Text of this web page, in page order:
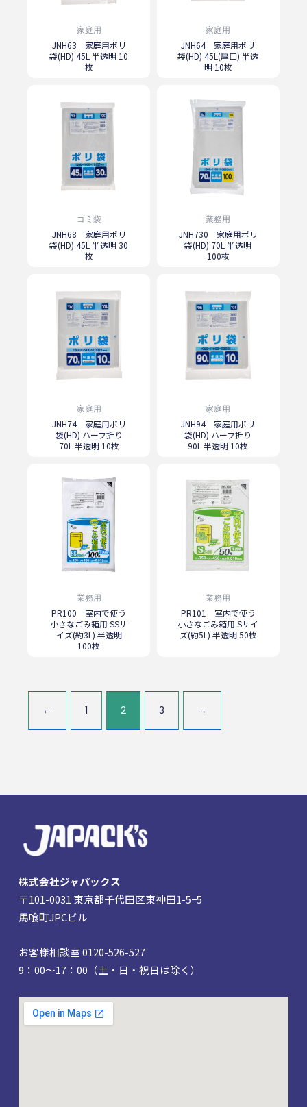
家庭用
JNH63 家庭用ポリ
袋(HD) 45L 半透明 10
枚
家庭用
JNH64 家庭用ポリ
袋(HD) 45L(厚口) 半透
明 10枚
ゴミ袋
JNH68 家庭用ポリ
袋(HD) 45L 半透明 30
枚
業務用
JNH730 家庭用ポリ
袋(HD) 70L 半透明
100枚
家庭用
JNH74 家庭用ポリ
袋(HD) ハーフ折り
70L 半透明 10枚
家庭用
JNH94 家庭用ポリ
袋(HD) ハーフ折り
90L 半透明 10枚
業務用
PR100 室内で使う
小さなごみ箱用 SSサ
イズ(約3L) 半透明
100枚
業務用
PR101 室内で使う
小さなごみ箱用 Sサイ
ズ(約5L) 半透明 50枚
← 1 2 3 →
株式会社ジャパックス
〒101-0031 東京都千代田区東神田1-5−5
馬喰町JPCビル
お客様相談室 0120-526-527
9：00～17：00（土・日・祝日は除く）